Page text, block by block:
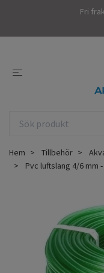
Fri
Hem Tillbehör
Pvc luftslang 4/6 mm